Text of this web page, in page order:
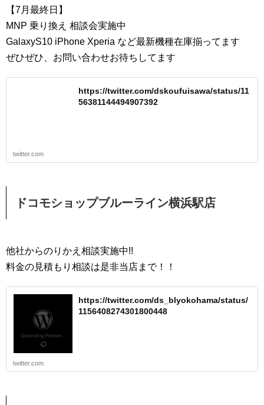
【7月最終日】
MNP 乗り換え 相談会実施中
GalaxyS10 iPhone Xperia など最新機種在庫揃ってます
ぜひぜひ、お問い合わせお待ちしてます
https://twitter.com/dskoufuisawa/status/11
56381144494907392
twitter.com
ドコモショップブルーライン横浜駅店
他社からのりかえ相談実施中!!
料金の見積もり相談は是非当店まで！！
https://twitter.com/ds_blyokohama/status/
1156408274301800448
twitter.com